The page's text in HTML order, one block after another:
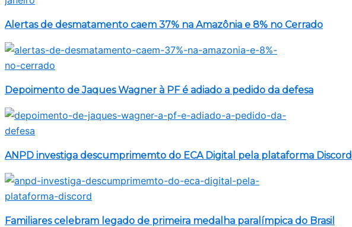
Alertas de desmatamento caem 37% na Amazônia e 8% no Cerrado
Depoimento de Jaques Wagner à PF é adiado a pedido da defesa
ANPD investiga descumprimemto do ECA Digital pela plataforma Discord
Familiares celebram legado de primeira medalha paralímpica do Brasil